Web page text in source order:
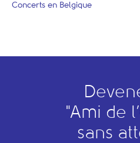
Concerts en Belgique
"Ami de l’
sans